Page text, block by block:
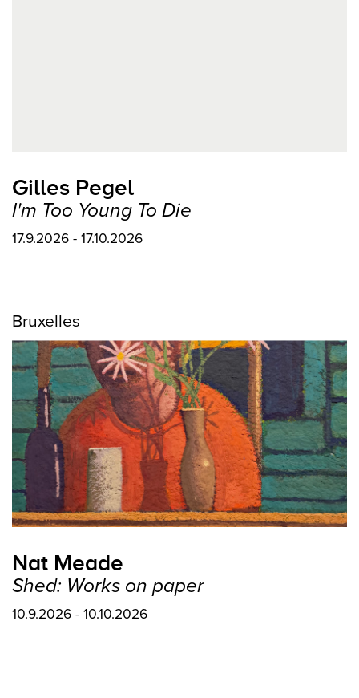
Gilles Pegel
I'm Too Young To Die
17.9.2026 - 17.10.2026
Bruxelles
Nat Meade
Shed: Works on paper
10.9.2026 - 10.10.2026